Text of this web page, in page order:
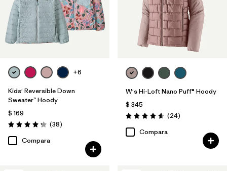
+6
Kids' Reversible Down
Sweater™ Hoody
$ 169
Valoración: 4.3 / 5
(38Comentarios
)
Compara
W's Hi-Loft Nano Puff® Hoody
$ 345
Valoración: 4.6 / 5
(24Comentarios
)
Compara